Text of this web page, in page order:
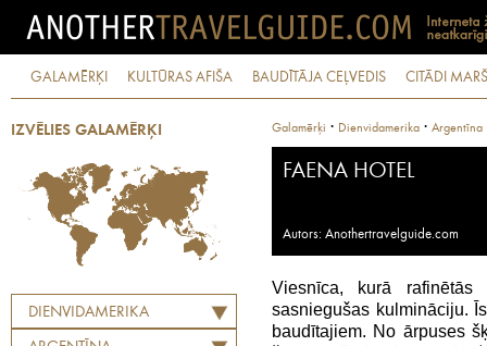
GALAMĒRĶI KULTŪRAS AFIŠA BAUDĪTĀJA CEĻVEDIS CITĀDI
IZVĒLIES GALAMĒRĶI
DIENVIDAMERIKA
Galamērķi · Dienvidamerika · Argentīna
FAENA HOTEL
Autors: Anothertravelguide.com
Viesnīca, kurā rafinētās
sasniegušas kulmināciju.
baudītajiem. No ārpuses